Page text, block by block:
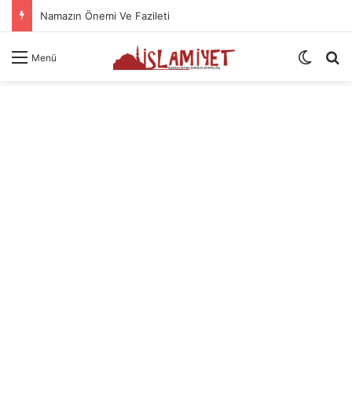
Namazın Önemi Ve Fazileti
Menü Dış